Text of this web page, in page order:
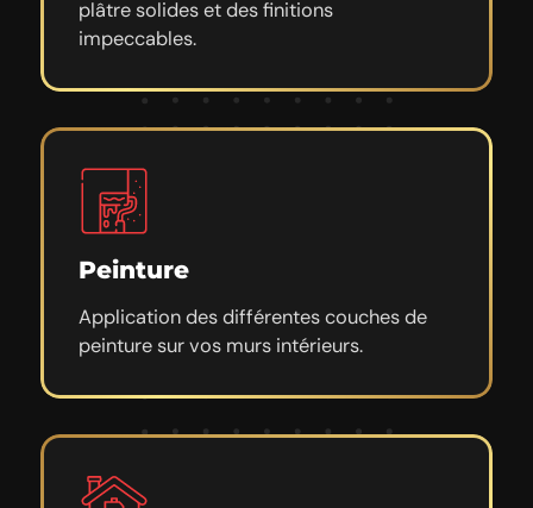
plâtre solides et des finitions
impeccables.
Peinture
Application des différentes couches de
peinture sur vos murs intérieurs.